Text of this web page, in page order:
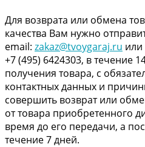
Для возврата или обмена
качества Вам нужно
email: zakaz@tvoygaraj.ru или
+7 (495) 6424303, в течение
получения товара, с
контактных данных и
совершить возврат или
от товара приобретенного
время до его передачи, а
течение 7 дней.